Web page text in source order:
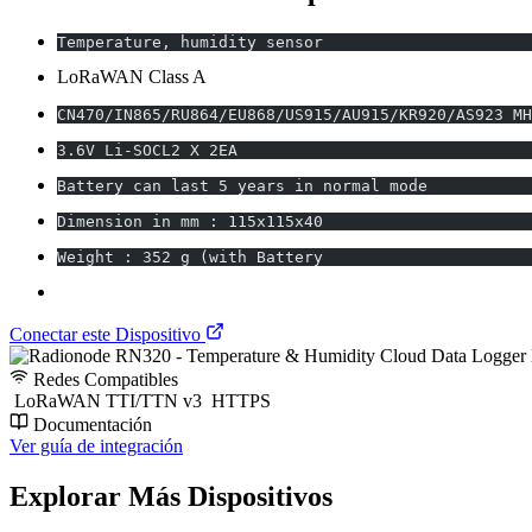
Temperature, humidity sensor
LoRaWAN Class A
CN470/IN865/RU864/EU868/US915/AU915/KR920/AS923
3.6V Li-SOCL2 X 2EA
Battery can last 5 years in normal mode
Dimension in mm : 115x115x40
Weight : 352 g (with Battery
Conectar este Dispositivo
Redes Compatibles
LoRaWAN TTI/TTN v3 HTTPS
Documentación
Ver guía de integración
Explorar Más Dispositivos